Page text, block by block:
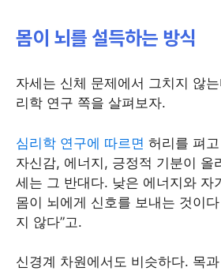
몸이 뇌를 설득하는 방식
자세는 신체 문제에서 그치지 않
리학 연구 쪽을 살펴보자.
심리학 연구에 따르면 허리를 펴
자신감, 에너지, 긍정적 기분이 올
세는 그 반대다. 낮은 에너지와 자
몸이 뇌에게 신호를 보내는 것이
지 않다”고.
신경계 차원에서도 비슷하다. 목